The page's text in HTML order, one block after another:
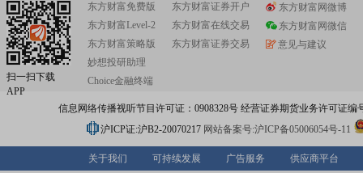
股，质押总笔数7笔
2026-07-03
股，质押总笔数7笔
2026-06-26
扫一扫下载
APP
东方财富免费版
东方财富Level-2
东方财富策略版
妙想投研助理
Choice金融终端
东方财富证券开户
东方财富在线交易
东方财富证券交易
东方财富网微博
东方财富网微信
意见与建议
信息网络传播视听节目许可证：0908328号 经营证券期货业务许可证编
沪ICP证:沪B2-20070217 网站备案号:沪ICP备05006054号-11
关于我们 可持续发展 广告服务 供应商平台